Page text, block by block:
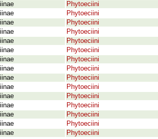
Phytoeciini
Phytoeciini
Phytoeciini
Phytoeciini
Phytoeciini
Phytoeciini
Phytoeciini
Phytoeciini
Phytoeciini
Phytoeciini
Phytoeciini
Phytoeciini
Phytoeciini
Phytoeciini
Phytoeciini